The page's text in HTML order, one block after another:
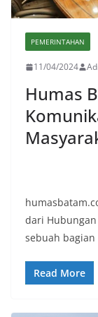
PEMERINTAHAN
11/04/2024
Humas
dari
sebuah
Read More